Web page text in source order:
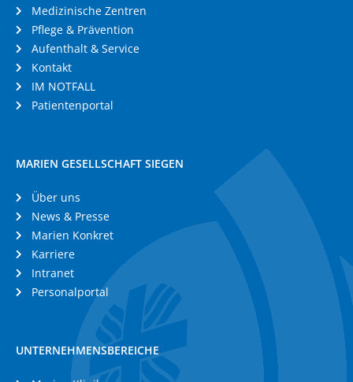
Medizinische Zentren
Pflege & Prävention
Aufenthalt & Service
Kontakt
IM NOTFALL
Patientenportal
MARIEN GESELLSCHAFT SIEGEN
Über uns
News & Presse
Marien Konkret
Karriere
Intranet
Personalportal
UNTERNEHMENSBEREICHE